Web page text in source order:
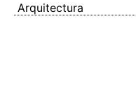
Arquitectura